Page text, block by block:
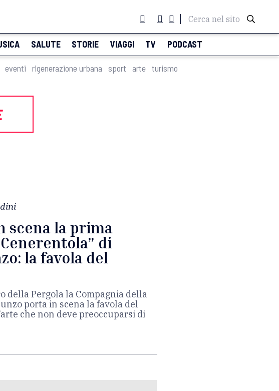
Cerca nel sito
SALUTE STORIE VIAGGI TV PODCAST
eventi rigenerazione urbana sport arte turismo
scena la prima
di
la favola del
della Pergola la Compagnia della
porta in scena la favola del
che non deve preoccuparsi di